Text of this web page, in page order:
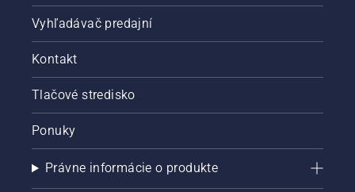
Vyhľadávač predajní
Kontakt
Tlačové stredisko
Ponuky
Právne informácie o produkte